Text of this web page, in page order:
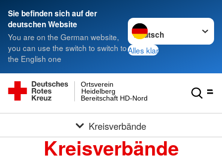
Sie befinden sich auf der
deutschen Website
You are on the German website,
you can use the switch to switch to
the English one
Sprache wechseln zu
Alles klar
Bereitschaft HD-Nord
Heidelberg
Ortsverein
Kreisverbände
Kreisverbände